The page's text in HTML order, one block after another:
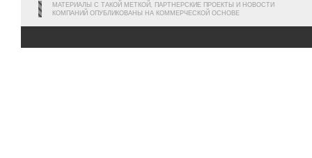
МАТЕРИАЛЫ С ТАКОЙ МЕТКОЙ, ПАРТНЕРСКИЕ ПРОЕКТЫ И НОВОСТИ
КОМПАНИЙ ОПУБЛИКОВАНЫ НА КОММЕРЧЕСКОЙ ОСНОВЕ